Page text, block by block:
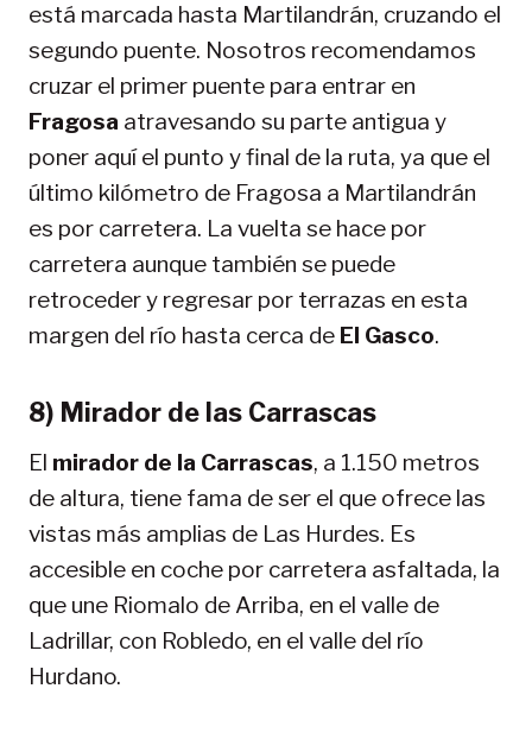
está marcada hasta Martilandrán, cruzando el
segundo puente. Nosotros recomendamos
cruzar el primer puente para entrar en
Fragosa atravesando su parte antigua y
poner aquí el punto y final de la ruta, ya que el
último kilómetro de Fragosa a Martilandrán
es por carretera. La vuelta se hace por
carretera aunque también se puede
retroceder y regresar por terrazas en esta
margen del río hasta cerca de El Gasco.
8) Mirador de las Carrascas
El mirador de la Carrascas, a 1.150 metros
de altura, tiene fama de ser el que ofrece las
vistas más amplias de Las Hurdes. Es
accesible en coche por carretera asfaltada, la
que une Riomalo de Arriba, en el valle de
Ladrillar, con Robledo, en el valle del río
Hurdano.